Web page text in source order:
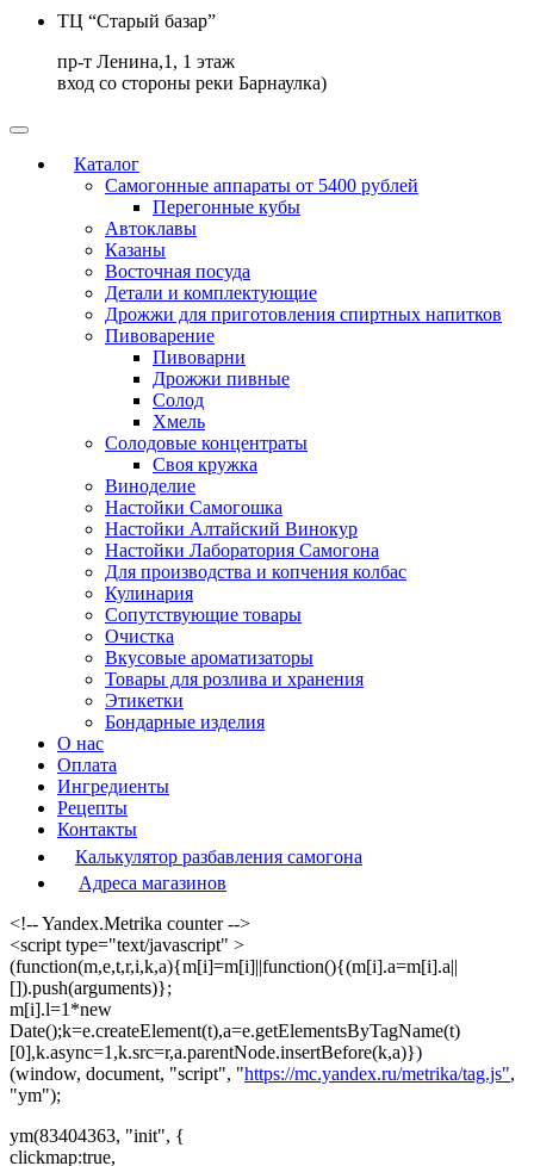
ТЦ “Старый базар”
пр-т Ленина,1, 1 этаж
вход со стороны реки Барнаулка)
Каталог
Самогонные аппараты от 5400 рублей
Перегонные кубы
Автоклавы
Казаны
Восточная посуда
Детали и комплектующие
Дрожжи для приготовления спиртных напитков
Пивоварение
Пивоварни
Дрожжи пивные
Солод
Хмель
Солодовые концентраты
Своя кружка
Виноделие
Настойки Самогошка
Настойки Алтайский Винокур
Настойки Лаборатория Самогона
Для производства и копчения колбас
Кулинария
Сопутствующие товары
Очистка
Вкусовые ароматизаторы
Товары для розлива и хранения
Этикетки
Бондарные изделия
О нас
Оплата
Ингредиенты
Рецепты
Контакты
Калькулятор разбавления самогона
Адреса магазинов
<!-- Yandex.Metrika counter -->
<script type="text/javascript" >
(function(m,e,t,r,i,k,a){m[i]=m[i]||function(){(m[i].a=m[i].a||
[]).push(arguments)};
m[i].l=1*new
Date();k=e.createElement(t),a=e.getElementsByTagName(t)
[0],k.async=1,k.src=r,a.parentNode.insertBefore(k,a)})
(window, document, "script", "https://mc.yandex.ru/metrika/tag.js",
"ym");
ym(83404363, "init", {
clickmap:true,